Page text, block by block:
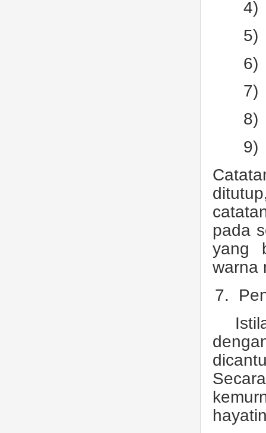
4)
5)
6)
7)
8)
9)
pada
yang
warna
7.